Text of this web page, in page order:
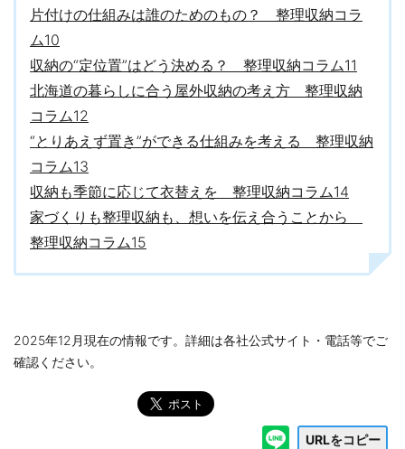
片付けの仕組みは誰のためのもの？ 整理収納コラ
ム10
収納の“定位置”はどう決める？ 整理収納コラム11
北海道の暮らしに合う屋外収納の考え方 整理収納
コラム12
“とりあえず置き”ができる仕組みを考える 整理収納
コラム13
収納も季節に応じて衣替えを 整理収納コラム14
家づくりも整理収納も、想いを伝え合うことから
整理収納コラム15
2025年12月現在の情報です。詳細は各社公式サイト・電話等でご
確認ください。
URLをコピー